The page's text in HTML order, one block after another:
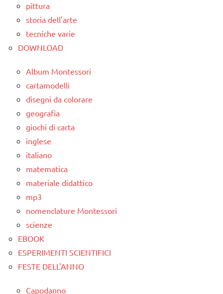
pittura
storia dell'arte
tecniche varie
DOWNLOAD
Album Montessori
cartamodelli
disegni da colorare
geografia
giochi di carta
inglese
italiano
matematica
materiale didattico
mp3
nomenclature Montessori
scienze
EBOOK
ESPERIMENTI SCIENTIFICI
FESTE DELL'ANNO
Capodanno